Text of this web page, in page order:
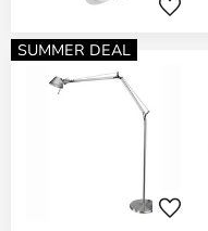
SUMMER DEAL